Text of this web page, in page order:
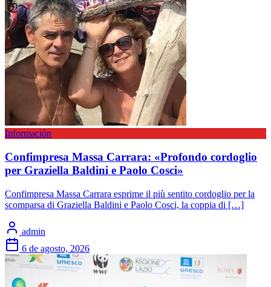
Información
Confimpresa Massa Carrara: «Profondo cordoglio
per Graziella Baldini e Paolo Cosci»
Confimpresa Massa Carrara esprime il più sentito cordoglio per la
scomparsa di Graziella Baldini e Paolo Cosci, la coppia di […]
admin
6 de agosto, 2026